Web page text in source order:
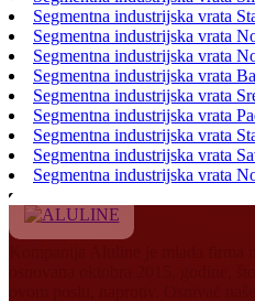
Segmentna industrijska vrata
Segmentna industrijska vrata
Segmentna industrijska vrata
Segmentna industrijska vrata
Segmentna industrijska vrata
Segmentna industrijska vrata
Segmentna industrijska vrata
Segmentna industrijska vrata
Segmentna industrijska vrata